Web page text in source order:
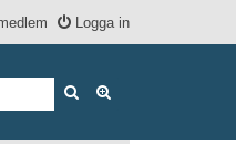
Logga in
Sök